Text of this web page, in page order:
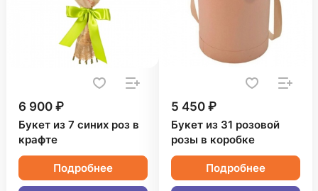
6 900 ₽
Букет из 7 синих роз в
крафте
Подробнее
5 450 ₽
Букет из 31 розовой
розы в коробке
Подробнее